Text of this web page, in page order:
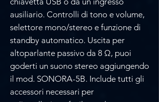
ausiliario. Controlli di tono e volume,
selettore mono/stereo e funzione di
standby automatico. Uscita per
altoparlante passivo da 8 Ω, puoi
goderti un suono stereo aggiungendo
il mod. SONORA-5B. Include tutti gli
accessori necessari per